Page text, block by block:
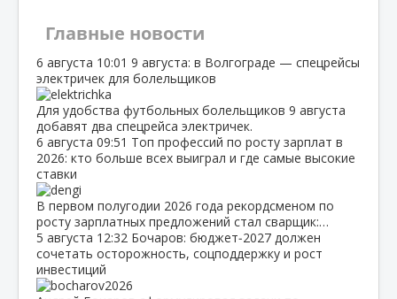
Главные новости
6 августа 10:01 9 августа: в Волгограде — спецрейсы
электричек для болельщиков
Для удобства футбольных болельщиков 9 августа
добавят два спецрейса электричек.
6 августа 09:51 Топ профессий по росту зарплат в
2026: кто больше всех выиграл и где самые высокие
ставки
В первом полугодии 2026 года рекордсменом по
росту зарплатных предложений стал сварщик:…
5 августа 12:32 Бочаров: бюджет‑2027 должен
сочетать осторожность, соцподдержку и рост
инвестиций